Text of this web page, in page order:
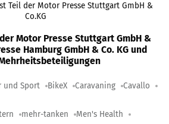
Teil der Motor Presse Stuttgart GmbH &
Co.KG
Motor Presse Stuttgart GmbH &
Hamburg GmbH & Co. KG und
und Sport BikeX Caravaning Cavallo
mehr-tanken Men's Health